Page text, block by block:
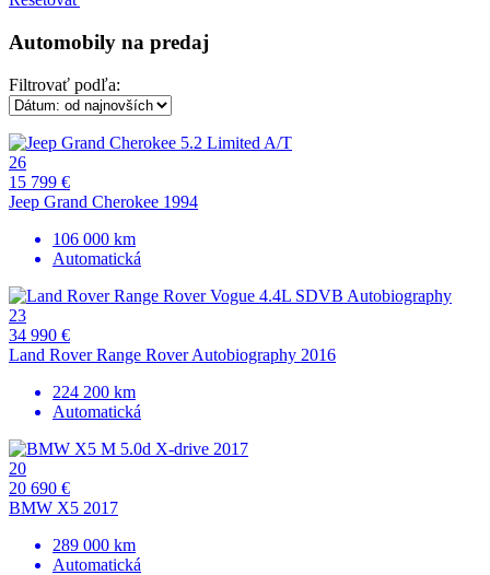
Automobily na predaj
Filtrovať podľa:
26
15 799 €
Jeep Grand Cherokee 1994
106 000 km
Automatická
23
34 990 €
Land Rover Range Rover Autobiography 2016
224 200 km
Automatická
20
20 690 €
BMW X5 2017
289 000 km
Automatická